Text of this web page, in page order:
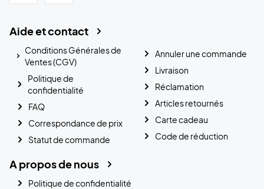
Aide et contact
Conditions Générales de
Ventes (CGV)
Politique de
confidentialité
FAQ
Correspondance de prix
Statut de commande
Annuler une commande
Livraison
Réclamation
Articles retournés
Carte cadeau
Code de réduction
A propos de nous
Politique de confidentialité